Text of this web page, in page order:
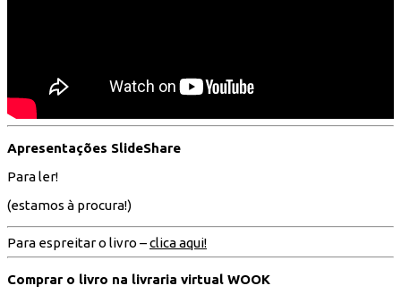
Apresentações SlideShare
Para ler!
(estamos à procura!)
Para espreitar o livro –clica aqui!
Comprar o livro na livraria virtual WOOK